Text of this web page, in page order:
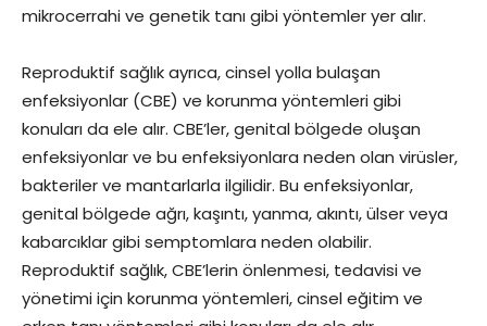
mikrocerrahi ve genetik tanı gibi yöntemler yer alır.
Reproduktif sağlık ayrıca, cinsel yolla bulaşan
enfeksiyonlar (CBE) ve korunma yöntemleri gibi
konuları da ele alır. CBE’ler, genital bölgede oluşan
enfeksiyonlar ve bu enfeksiyonlara neden olan virüsler,
bakteriler ve mantarlarla ilgilidir. Bu enfeksiyonlar,
genital bölgede ağrı, kaşıntı, yanma, akıntı, ülser veya
kabarcıklar gibi semptomlara neden olabilir.
Reproduktif sağlık, CBE’lerin önlenmesi, tedavisi ve
yönetimi için korunma yöntemleri, cinsel eğitim ve